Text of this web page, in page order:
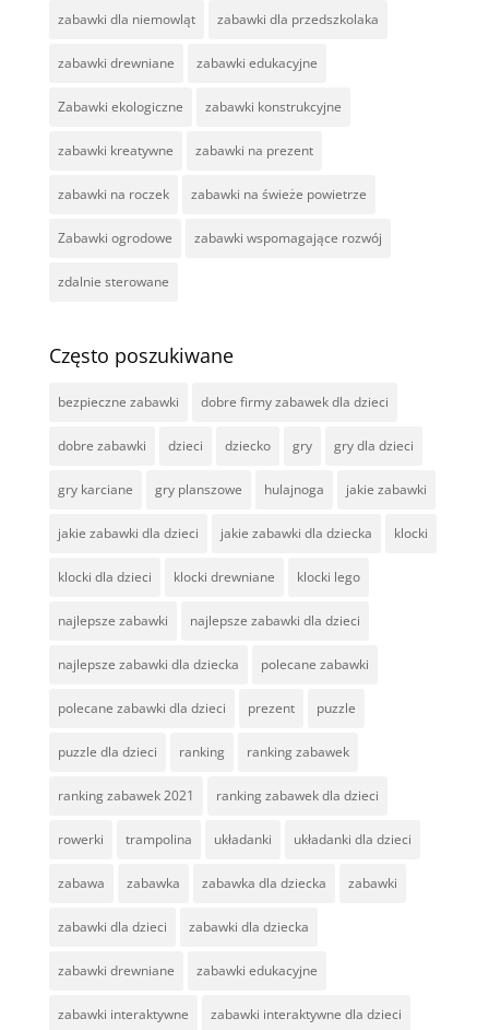
zabawki dla niemowląt zabawki dla przedszkolaka
zabawki drewniane zabawki edukacyjne
Zabawki ekologiczne zabawki konstrukcyjne
zabawki kreatywne zabawki na prezent
zabawki na roczek zabawki na świeże powietrze
Zabawki ogrodowe zabawki wspomagające rozwój
zdalnie sterowane
Często poszukiwane
bezpieczne zabawki dobre firmy zabawek dla dzieci
dobre zabawki dzieci dziecko gry gry dla dzieci
gry karciane gry planszowe hulajnoga jakie zabawki
jakie zabawki dla dzieci jakie zabawki dla dziecka klocki
klocki dla dzieci klocki drewniane klocki lego
najlepsze zabawki najlepsze zabawki dla dzieci
najlepsze zabawki dla dziecka polecane zabawki
polecane zabawki dla dzieci prezent puzzle
puzzle dla dzieci ranking ranking zabawek
ranking zabawek 2021 ranking zabawek dla dzieci
rowerki trampolina układanki układanki dla dzieci
zabawa zabawka zabawka dla dziecka zabawki
zabawki dla dzieci zabawki dla dziecka
zabawki drewniane zabawki edukacyjne
zabawki interaktywne zabawki interaktywne dla dzieci